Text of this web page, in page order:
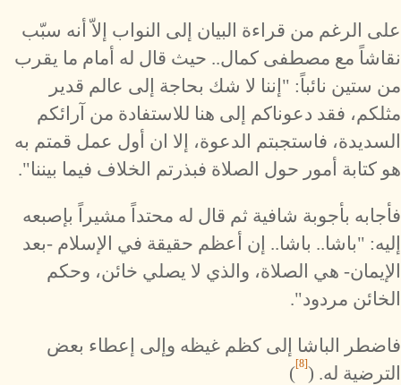
على الرغم من قراءة البيان إلى النواب إلاّ أنه سبّب
نقاشاً مع مصطفى كمال.. حيث قال له أمام ما يقرب
من ستين نائباً: "إننا لا شك بحاجة إلى عالم قدير
مثلكم، فقد دعوناكم إلى هنا للاستفادة من آرائكم
السديدة، فاستجبتم الدعوة، إلا ان أول عمل قمتم به
هو كتابة أمور حول الصلاة فبذرتم الخلاف فيما بيننا".
فأجابه بأجوبة شافية ثم قال له محتداً مشيراً بإصبعه
إليه: "باشا.. باشا.. إن أعظم حقيقة في الإسلام -بعد
الإيمان- هي الصلاة، والذي لا يصلي خائن، وحكم
الخائن مردود".
فاضطر الباشا إلى كظم غيظه وإلى إعطاء بعض
الترضية له. ([8]
)